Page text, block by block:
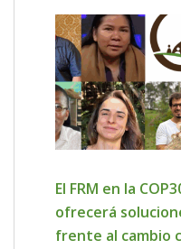
El FRM en la
ofrecerá
frente al cambio